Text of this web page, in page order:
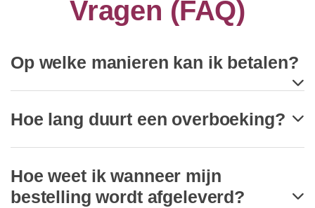
Vragen (FAQ)
Op welke manieren kan ik betalen?
Hoe lang duurt een overboeking?
Hoe weet ik wanneer mijn
bestelling wordt afgeleverd?